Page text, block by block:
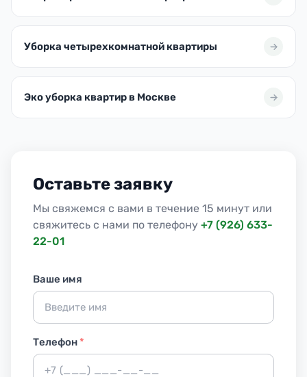
Уборка четырехкомнатной квартиры
Эко уборка квартир в Москве
Оставьте заявку
Мы свяжемся с вами в течение 15 минут или
свяжитесь с нами по телефону +7 (926) 633-
22-01
Ваше имя
Телефон*